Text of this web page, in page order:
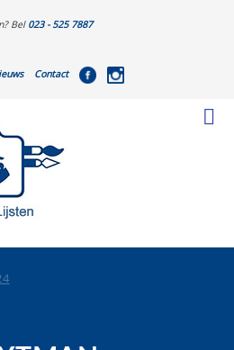
Bel 023 - 525 7887
Contact